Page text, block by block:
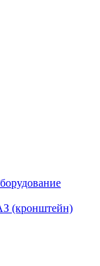
(кронштейн)